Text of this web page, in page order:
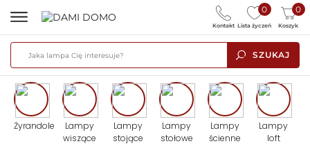
SZUKAJ
0
Lista życzeń
0
Koszyk
Kontakt
Żyrandole
Lampy
wiszące
Lampy
stojące
Lampy
stołowe
Lampy
ścienne
Lampy
loft